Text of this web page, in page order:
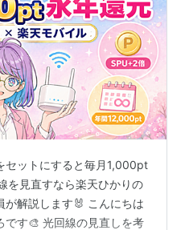
セットにすると毎月1,000pt
を見直すなら楽天ひかりの
が解説します🐰 こんにちは
です🎨 光回線の見直しを考